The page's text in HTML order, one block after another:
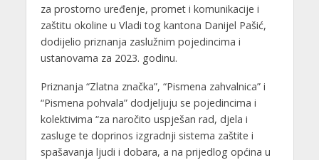
za prostorno uređenje, promet i komunikacije i
zaštitu okoline u Vladi tog kantona Danijel Pašić,
dodijelio priznanja zaslužnim pojedincima i
ustanovama za 2023. godinu.
Priznanja “Zlatna značka”, “Pismena zahvalnica” i
“Pismena pohvala” dodjeljuju se pojedincima i
kolektivima “za naročito uspješan rad, djela i
zasluge te doprinos izgradnji sistema zaštite i
spašavanja ljudi i dobara, a na prijedlog općina u